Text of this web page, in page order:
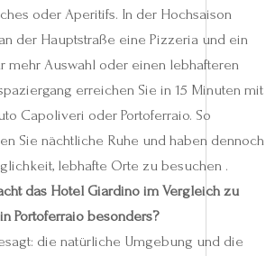
oder Aperitifs. In der Hochsaison
der Hauptstraße eine Pizzeria und ein
mehr Auswahl oder einen lebhafteren
erreichen Sie in 15 Minuten mit
Capoliveri oder Portoferraio. So
Sie nächtliche Ruhe und haben dennoch
lebhafte Orte zu besuchen .
das Hotel Giardino im Vergleich zu
Portoferraio besonders?
die natürliche Umgebung und die